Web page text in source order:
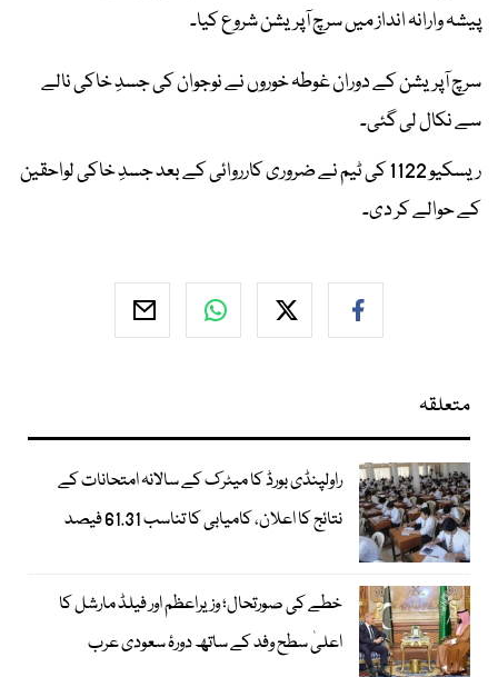
پیشہ وارانہ انداز میں سرچ آپریشن شروع کیا۔
سرچ آپریشن کے دوران غوطہ خوروں نے نوجوان کی جسدِ خاکی نالے
سے نکال لی گئی۔
ریسکیو 1122 کی ٹیم نے ضروری کارروائی کے بعد جسدِ خاکی لواحقین
کے حوالے کر دی۔
متعلقہ
راولپنڈی بورڈ کا میٹرک کے سالانہ امتحانات کے
نتائج کا اعلان، کامیابی کا تناسب 61.31 فیصد
خطے کی صورتحال؛ وزیراعظم اور فیلڈ مارشل کا
اعلیٰ سطح وفد کے ساتھ دورۂ سعودی عرب